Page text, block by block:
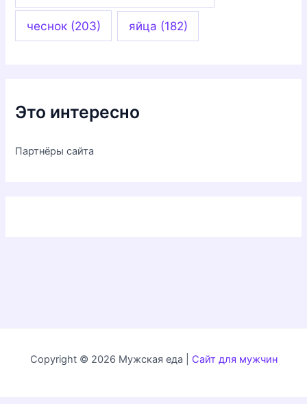
чеснок(203) яйца (182)
Это интересно
Партнёры сайта
Copyright © 2026 Мужская еда | Сайт для мужчин